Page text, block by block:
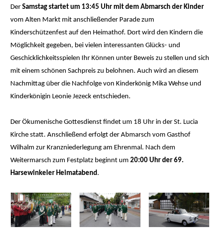
DerSamstag startet um 13:45 Uhr mit dem Abmarsch der Kinder
vom Alten Markt mit anschließender Parade zum
Kinderschützenfest auf den Heimathof. Dort wird den Kindern die
Möglichkeit gegeben, bei vielen interessanten Glücks- und
Geschicklichkeitsspielen Ihr Können unter Beweis zu stellen und sich
mit einem schönen Sachpreis zu belohnen. Auch wird an diesem
Nachmittag über die Nachfolge von Kinderkönig Mika Wehse und
Kinderkönigin Leonie Jezeck entschieden.
Der Ökumenische Gottesdienst findet um 18 Uhr in der St. Lucia
Kirche statt. Anschließend erfolgt der Abmarsch vom Gasthof
Wilhalm zur Kranzniederlegung am Ehrenmal. Nach dem
Weitermarsch zum Festplatz beginnt um20:00 Uhr der 69.
Harsewinkeler Heimatabend.